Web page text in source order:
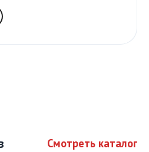
Смотреть каталог